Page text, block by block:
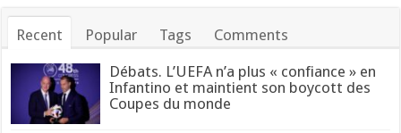
Recent Popular Tags Comments
Débats. L’UEFA n’a plus « confiance » en
Infantino et maintient son boycott des
Coupes du monde